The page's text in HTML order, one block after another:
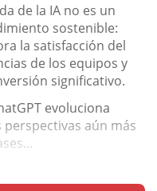
de la IA no es un
sostenible:
la satisfacción del
de los equipos y
significativo.
evoluciona
aún más